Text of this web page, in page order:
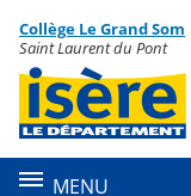
Menu de la rubrique
Contenu
Collège Le Grand Som
Saint Laurent du Pont
MENU